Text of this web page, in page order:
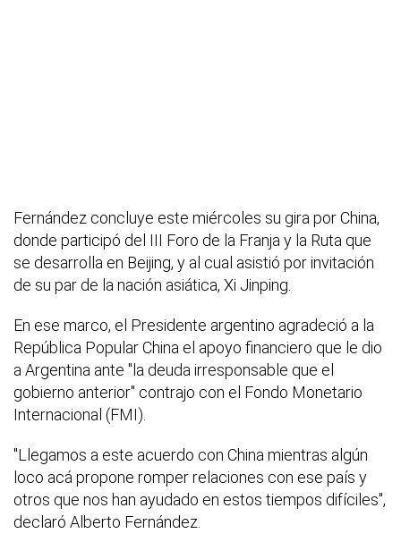
Fernández concluye este miércoles su gira por China,
donde participó del III Foro de la Franja y la Ruta que
se desarrolla en Beijing, y al cual asistió por invitación
de su par de la nación asiática, Xi Jinping.
En ese marco, el Presidente argentino agradeció a la
República Popular China el apoyo financiero que le dio
a Argentina ante "la deuda irresponsable que el
gobierno anterior" contrajo con el Fondo Monetario
Internacional (FMI).
"Llegamos a este acuerdo con China mientras algún
loco acá propone romper relaciones con ese país y
otros que nos han ayudado en estos tiempos difíciles",
declaró Alberto Fernández.